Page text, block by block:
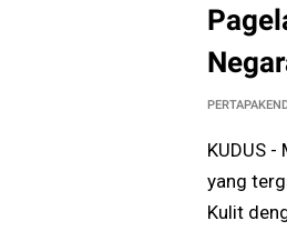
KUDUS
yang
Kulit